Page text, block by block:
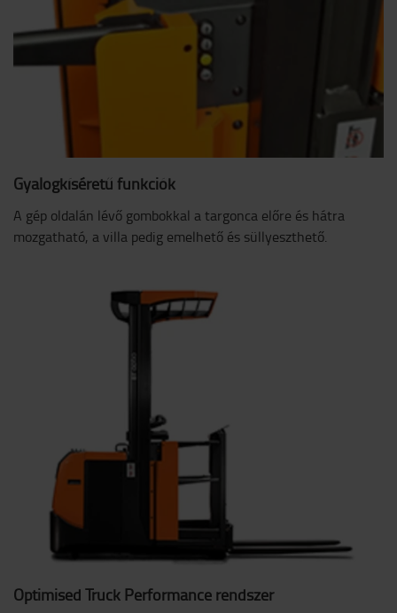
Gyalogkíséretű funkciók
A gép oldalán lévő gombokkal a targonca előre és hátra
mozgatható, a villa pedig emelhető és süllyeszthető.
Optimised Truck Performance rendszer